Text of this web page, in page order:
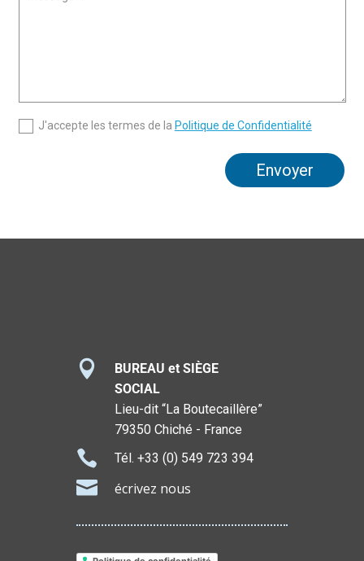
J'accepte les termes de la Politique de Confidentialité
Envoyer

BUREAU et SIÈGE
SOCIAL
Lieu-dit “La Boutecaillère”
79350 Chiché - France
 Tél. +33 (0) 549 723 394
 écrivez nous